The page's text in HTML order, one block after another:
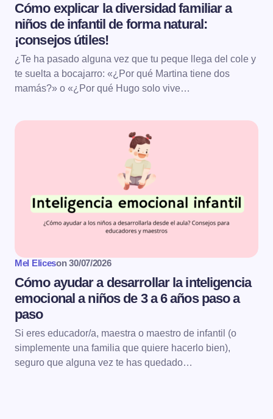
Cómo explicar la diversidad familiar a
niños de infantil de forma natural:
¡consejos útiles!
¿Te ha pasado alguna vez que tu peque llega del cole y
te suelta a bocajarro: «¿Por qué Martina tiene dos
mamás?» o «¿Por qué Hugo solo vive…
Mel Eliceson 30/07/2026
Cómo ayudar a desarrollar la inteligencia
emocional a niños de 3 a 6 años paso a
paso
Si eres educador/a, maestra o maestro de infantil (o
simplemente una familia que quiere hacerlo bien),
seguro que alguna vez te has quedado…